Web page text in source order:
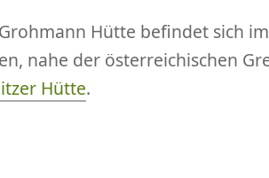
Hütte befindet sich
nahe der österreichischen
Hütte.